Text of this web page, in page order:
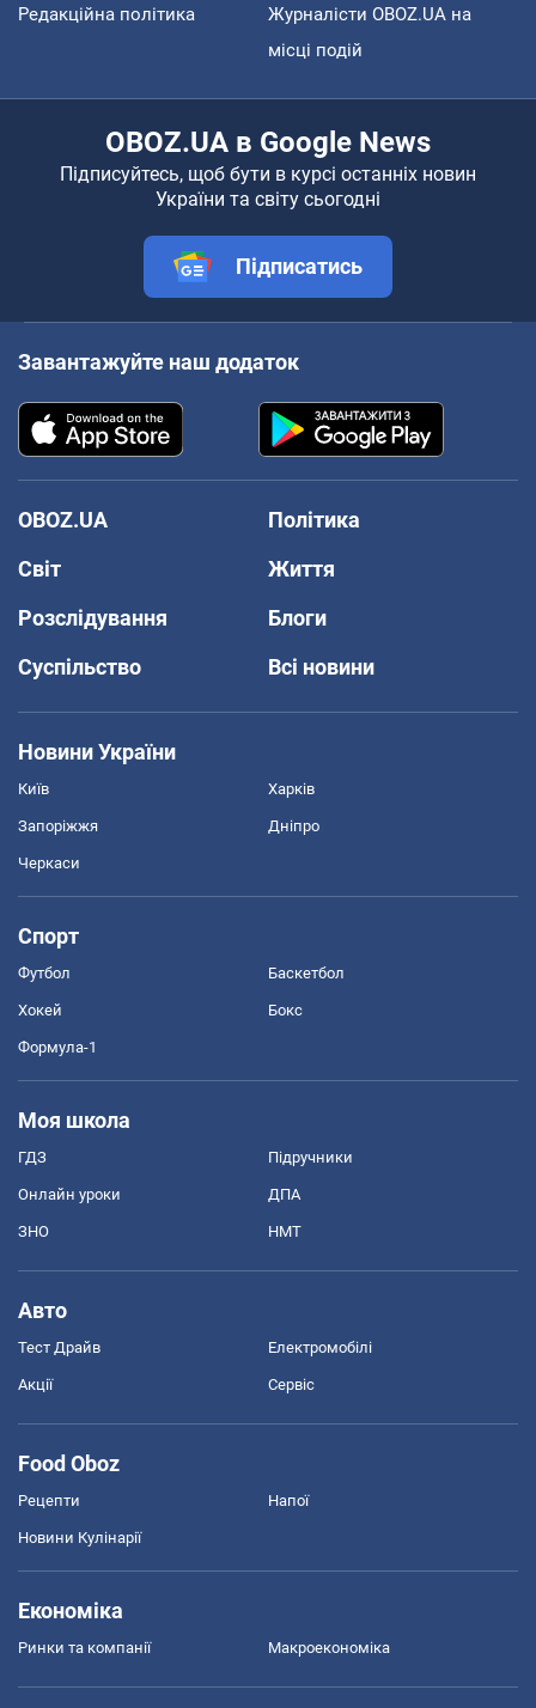
Редакційна політика
Журналісти OBOZ.UA на
місці подій
OBOZ.UA в Google News
Підписуйтесь, щоб бути в курсі останніх новин
України та світу сьогодні
Підписатись
Завантажуйте наш додаток
OBOZ.UA
Політика
Світ
Життя
Розслідування
Блоги
Суспільство
Всі новини
Новини України
Київ Харків
Запоріжжя Дніпро
Черкаси
Спорт
Футбол Баскетбол
Хокей Бокс
Формула-1
Моя школа
ГДЗ Підручники
Онлайн уроки ДПА
ЗНО НМТ
Авто
Тест Драйв Електромобілі
Акції Сервіс
Food Oboz
Рецепти Напої
Новини Кулінарії
Економіка
Ринки та компанії Макроекономіка